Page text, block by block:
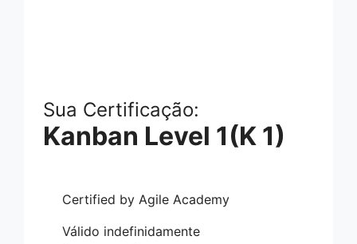
Sua Certificação:
Kanban Level 1(K 1)
Certified by Agile Academy
Válido indefinidamente